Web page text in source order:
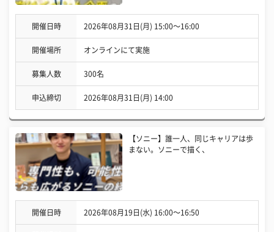
開催日時 2026年08月31日(月) 15:00〜16:00
開催場所 オンラインにて実施
募集人数 300名
申込締切 2026年08月31日(月) 14:00
【ソニー】誰一人、同じキャリアは歩
まない。ソニーで描く、
開催日時 2026年08月19日(水) 16:00〜16:50